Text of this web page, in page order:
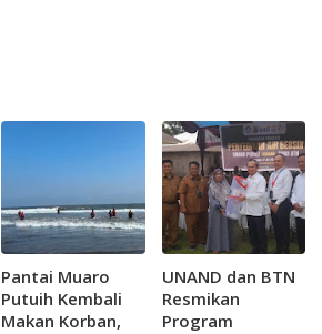
Pantai Muaro
Putuih Kembali
Makan Korban,
UNAND dan BTN
Resmikan
Program